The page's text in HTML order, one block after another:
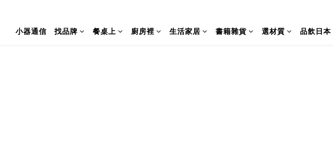
小器通信 找品牌 餐桌上 廚房裡 生活家居 書籍雜貨 選材質 品飲日本